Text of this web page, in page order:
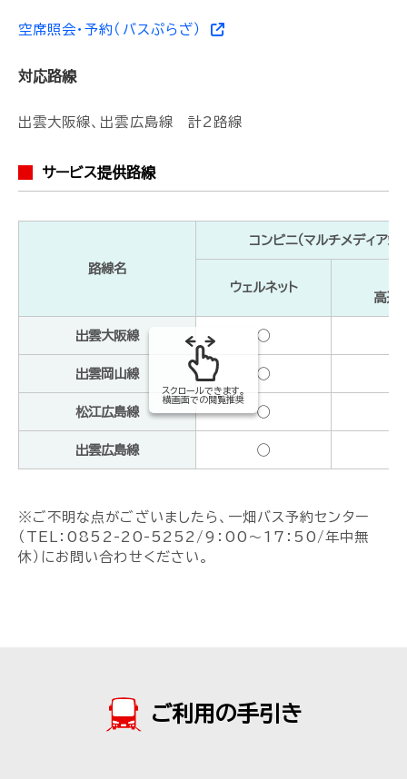
空席照会・予約（バスぷらざ）
対応路線
出雲大阪線、出雲広島線 計2路線
サービス提供路線
路線名
コンビニ（マルチメディア端
ウェルネット
高速
出雲大阪線 ◯
出雲岡山線 ◯
松江広島線 ◯
出雲広島線 ◯
スクロールできます。
横画面での閲覧推奨
※ご不明な点がございましたら、一畑バス予約センター
（TEL：0852-20-5252/9：00～17：50/年中無
休）にお問い合わせください。
ご利用の手引き